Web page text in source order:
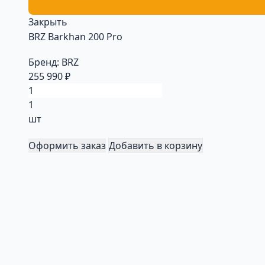
Закрыть
BRZ Barkhan 200 Pro
Бренд: BRZ
255 990 ₽
1
шт
Оформить заказ Добавить в корзину